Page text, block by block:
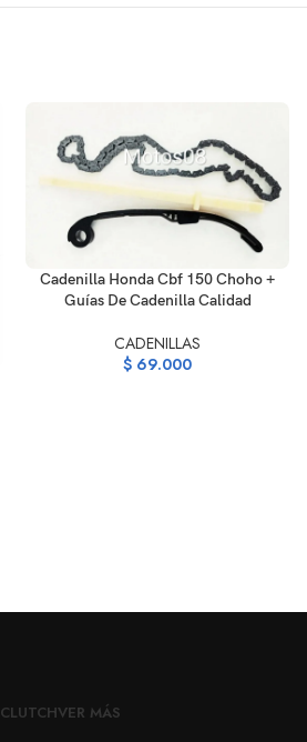
AÑADIR AL CARRITO
Cadenilla Honda Cbf 150 Choho +
Guías De Cadenilla Calidad
CADENILLAS
$ 69.000
CLUTCHVER MÁS